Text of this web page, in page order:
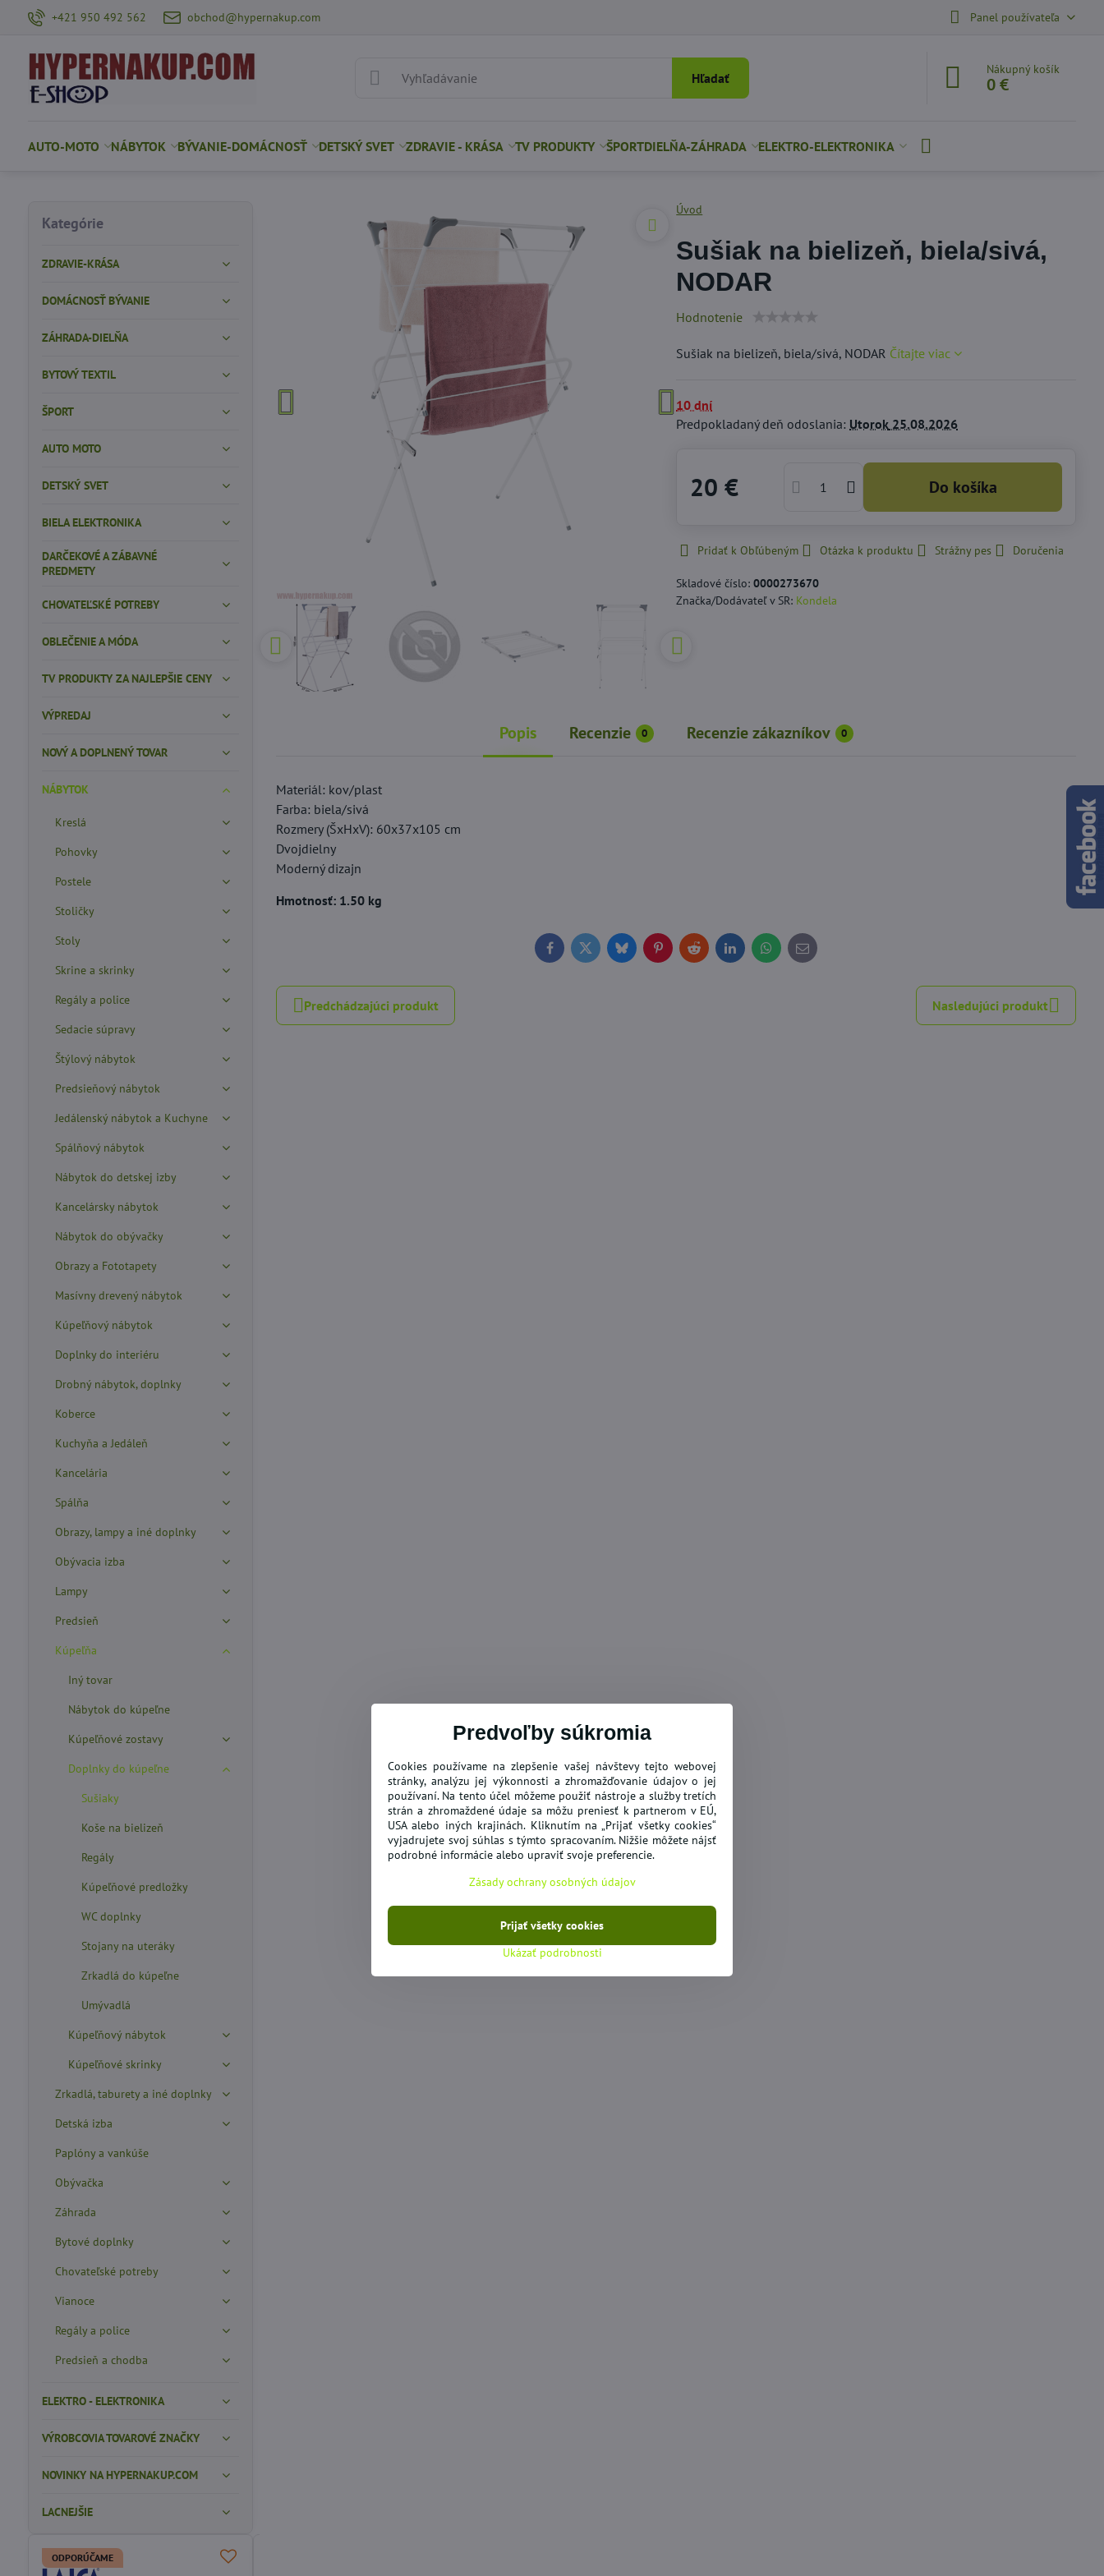
+421 950 492 562 obchod@hypernakup.com Panel používateľa
Hľadať
Nákupný košík
0 €
AUTO-MOTO NÁBYTOK BÝVANIE-DOMÁCNOSŤ DETSKÝ SVET ZDRAVIE - KRÁSA TV PRODUKTY ŠPORTDIELŇA-ZÁHRADA ELEKTRO-ELEKTRONIKA
Úvod
Sušiak na bielizeň, biela/sivá,
NODAR
Hodnotenie
Sušiak na bielizeň, biela/sivá, NODAR Čítajte viac
10 dní
Predpokladaný deň odoslania: Utorok 25.08.2026
20 € Do košíka
Pridať k Obľúbeným Otázka k produktu Strážny pes Doručenia
Skladové číslo:0000273670
Značka/Dodávateľ v SR: Kondela
Popis Recenzie 0 Recenzie zákazníkov 0
Materiál: kov/plast
Farba: biela/sivá
Rozmery (ŠxHxV): 60x37x105 cm
Dvojdielny
Moderný dizajn
Hmotnosť: 1.50 kg
FacebookTwitterBlueskyPinterestRedditLinkedInWhatsApp
E-
mail
Predchádzajúci produkt Nasledujúci produkt
Kategórie
ZDRAVIE-KRÁSA
DOMÁCNOSŤ BÝVANIE
ZÁHRADA-DIELŇA
BYTOVÝ TEXTIL
ŠPORT
AUTO MOTO
DETSKÝ SVET
BIELA ELEKTRONIKA
DARČEKOVÉ A ZÁBAVNÉ
PREDMETY
CHOVATEĽSKÉ POTREBY
OBLEČENIE A MÓDA
TV PRODUKTY ZA NAJLEPŠIE CENY
VÝPREDAJ
NOVÝ A DOPLNENÝ TOVAR
NÁBYTOK
Kreslá
Pohovky
Postele
Stoličky
Stoly
Skrine a skrinky
Regály a police
Sedacie súpravy
Štýlový nábytok
Predsieňový nábytok
Jedálenský nábytok a Kuchyne
Spálňový nábytok
Nábytok do detskej izby
Kancelársky nábytok
Nábytok do obývačky
Obrazy a Fototapety
Masívny drevený nábytok
Kúpeľňový nábytok
Doplnky do interiéru
Drobný nábytok, doplnky
Koberce
Kuchyňa a Jedáleň
Kancelária
Spálňa
Obrazy, lampy a iné doplnky
Obývacia izba
Lampy
Predsieň
Kúpeľňa
Iný tovar
Nábytok do kúpeľne
Kúpeľňové zostavy
Doplnky do kúpeľne
Sušiaky
Koše na bielizeň
Regály
Kúpeľňové predložky
WC doplnky
Stojany na uteráky
Zrkadlá do kúpeľne
Umývadlá
Kúpeľňový nábytok
Kúpeľňové skrinky
Zrkadlá, taburety a iné doplnky
Detská izba
Paplóny a vankúše
Obývačka
Záhrada
Bytové doplnky
Chovateľské potreby
Vianoce
Regály a police
Predsieň a chodba
ELEKTRO - ELEKTRONIKA
VÝROBCOVIA TOVAROVÉ ZNAČKY
NOVINKY NA HYPERNAKUP.COM
LACNEJŠIE
Predvoľby súkromia
Cookies používame na zlepšenie vašej návštevy tejto webovej
stránky, analýzu jej výkonnosti a zhromažďovanie údajov o jej
používaní. Na tento účel môžeme použiť nástroje a služby tretích
strán a zhromaždené údaje sa môžu preniesť k partnerom v EÚ,
USA alebo iných krajinách. Kliknutím na „Prijať všetky cookies“
vyjadrujete svoj súhlas s týmto spracovaním. Nižšie môžete nájsť
podrobné informácie alebo upraviť svoje preferencie.
Zásady ochrany osobných údajov
Ukázať podrobnosti
Prijať všetky cookies